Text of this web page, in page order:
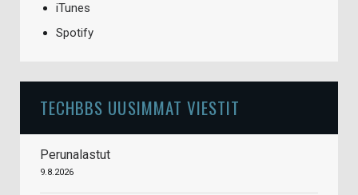
iTunes
Spotify
TECHBBS UUSIMMAT VIESTIT
Perunalastut
9.8.2026